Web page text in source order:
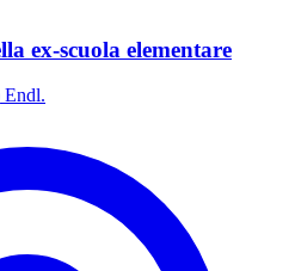
ex-scuola elementare
Endl.